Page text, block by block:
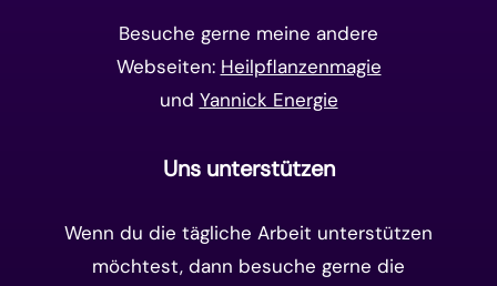
Besuche gerne meine andere
Webseiten: Heilpflanzenmagie
und Yannick Energie
Uns unterstützen
Wenn du die tägliche Arbeit unterstützen
möchtest, dann besuche gerne die